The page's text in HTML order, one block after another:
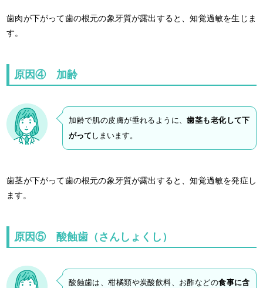
歯肉が下がって歯の根元の象牙質が露出すると、知覚過敏を生じま
す。
原因④ 加齢
加齢で肌の皮膚が垂れるように、歯茎も老化して下
がって しまいます。
歯茎が下がって歯の根元の象牙質が露出すると、知覚過敏を発症し
ます。
原因⑤ 酸蝕歯（さんしょくし）
酸蝕歯は、柑橘類や炭酸飲料、お酢などの食事に含